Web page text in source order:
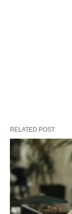
RELATED POST